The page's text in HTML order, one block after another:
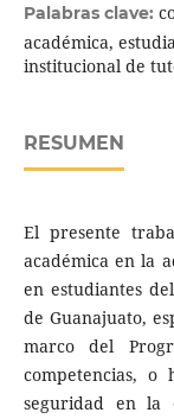
Palabras clave:
académica,
institucional de
RESUMEN
El presente
académica en la
en estudiantes
de Guanajuato,
marco del
competencias,
seguridad en la